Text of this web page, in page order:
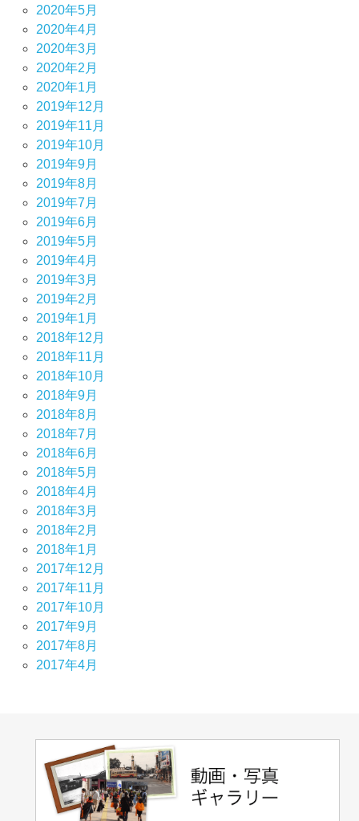
2020年5月
2020年4月
2020年3月
2020年2月
2020年1月
2019年12月
2019年11月
2019年10月
2019年9月
2019年8月
2019年7月
2019年6月
2019年5月
2019年4月
2019年3月
2019年2月
2019年1月
2018年12月
2018年11月
2018年10月
2018年9月
2018年8月
2018年7月
2018年6月
2018年5月
2018年4月
2018年3月
2018年2月
2018年1月
2017年12月
2017年11月
2017年10月
2017年9月
2017年8月
2017年4月